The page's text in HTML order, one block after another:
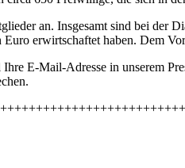
an. Insgesamt sind bei der
erwirtschaftet haben. Dem
E-Mail-Adresse in unserem